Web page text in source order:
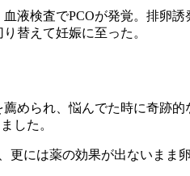
液検査でPCOが発覚。排卵
替えて妊娠に至った。
められ、悩んでた時に奇跡
した。
更には薬の効果が出ないまま